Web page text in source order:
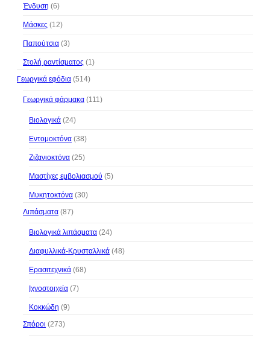
Ένδυση (6)
Μάσκες (12)
Παπούτσια (3)
Στολή ραντίσματος (1)
Γεωργικά εφόδια (514)
Γεωργικά φάρμακα (111)
Βιολογικά (24)
Εντομοκτόνα (38)
Ζιζανιοκτόνα (25)
Μαστίχες εμβολιασμού (5)
Μυκητοκτόνα (30)
Λιπάσματα (87)
Βιολογικά λιπάσματα (24)
Διαφυλλικά-Κρυσταλλικά (48)
Ερασιτεχνικά (68)
Ιχνοστοιχεία (7)
Κοκκώδη (9)
Σπόροι (273)